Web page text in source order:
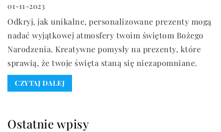
01-11-2023
Odkryj, jak unikalne, personalizowane prezenty mogą
nadać wyjątkowej atmosfery twoim świętom Bożego
Narodzenia. Kreatywne pomysły na prezenty, które
sprawią, że twoje święta staną się niezapomniane.
CZYTAJ DALEJ
Ostatnie wpisy